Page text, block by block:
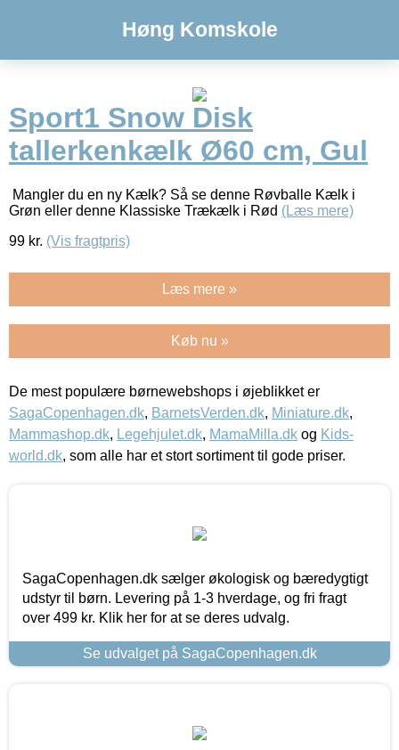
Høng Komskole
Sport1 Snow Disk
tallerkenkælk Ø60 cm, Gul
Mangler du en ny Kælk? Så se denne Røvballe Kælk i
Grøn eller denne Klassiske Trækælk i Rød (Læs mere)
99 kr. (Vis fragtpris)
Læs mere »
Køb nu »
De mest populære børnewebshops i øjeblikket er
SagaCopenhagen.dk, BarnetsVerden.dk, Miniature.dk,
Mammashop.dk, Legehjulet.dk, MamaMilla.dk og Kids-
world.dk, som alle har et stort sortiment til gode priser.
SagaCopenhagen.dk sælger økologisk og bæredygtigt
udstyr til børn. Levering på 1-3 hverdage, og fri fragt
over 499 kr. Klik her for at se deres udvalg.
Se udvalget på SagaCopenhagen.dk